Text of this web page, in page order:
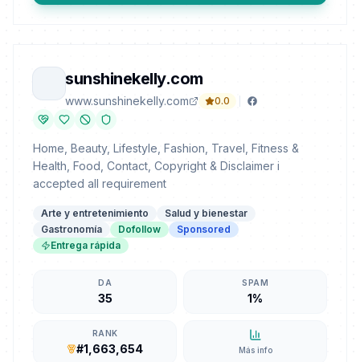
sunshinekelly.com
www.sunshinekelly.com 0.0
Home, Beauty, Lifestyle, Fashion, Travel, Fitness &
Health, Food, Contact, Copyright & Disclaimer i
accepted all requirement
Arte y entretenimiento
Salud y bienestar
Gastronomía
Dofollow
Sponsored
Entrega rápida
DA
35
SPAM
1%
RANK
#1,663,654 Más info